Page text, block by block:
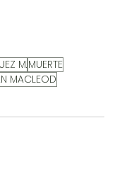
M.MUERTE
MACLEOD